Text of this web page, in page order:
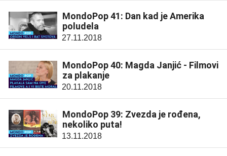
MondoPop 41: Dan kad je Amerika
poludela
27.11.2018
MondoPop 40: Magda Janjić - Filmovi
za plakanje
20.11.2018
MondoPop 39: Zvezda je rođena,
nekoliko puta!
13.11.2018